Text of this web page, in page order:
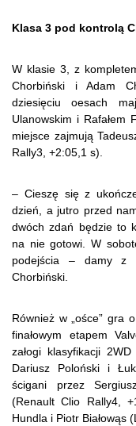
Klasa 3 pod kontrolą
W klasie 3, z
Chorbiński i Adam
dziesięciu oesach
Ulanowskim i Rafałem
miejsce zajmują
Rally3, +2:05,1 s).
– Cieszę się z
dzień, a jutro przed
dwóch zdań będzie to
na nie gotowi. W
podejścia – damy z
Chorbiński.
Również w „ośce” gra
finałowym etapem
załogi klasyfikacji
Dariusz Poloński i
ścigani przez
(Renault Clio Rally4,
Hundla i Piotr Białowąs